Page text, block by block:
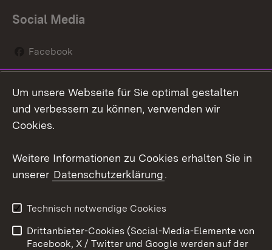
Social Media
Facebook
Social Wall
Youtube
Kontakt
Datenschutz
Barrierefreiheit
Impressum Cookies
Um unsere Webseite für Sie optimal gestalten
und verbessern zu können, verwenden wir
Cookies.
Weitere Informationen zu Cookies erhalten Sie in
unserer Datenschutzerklärung.
Technisch notwendige Cookies
Drittanbieter-Cookies (Social-Media-Elemente von
Facebook, X / Twitter und Google werden auf der